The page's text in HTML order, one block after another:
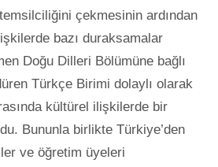
temsilciliğini çekmesinin ardından
bazı duraksamalar
Doğu Dilleri Bölümüne bağlı
Türkçe Birimi dolaylı olarak
kültürel ilişkilerde bir
Bununla birlikte Türkiye’den
ve öğretim üyeleri